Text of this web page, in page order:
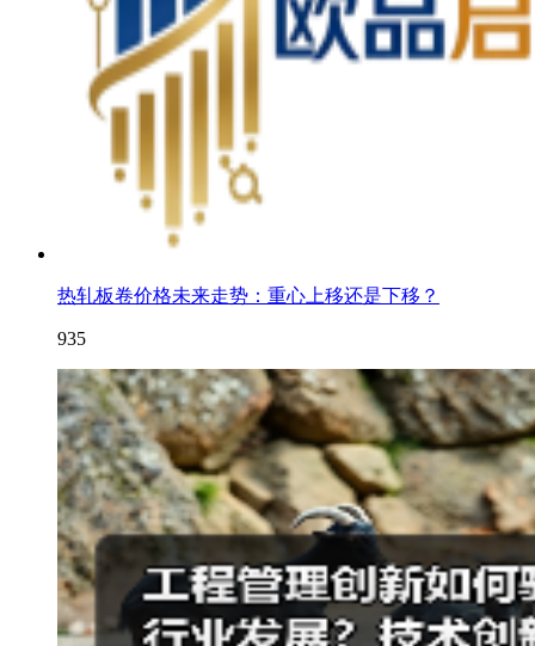
热轧板卷价格未来走势：重心上移还是下移？
935